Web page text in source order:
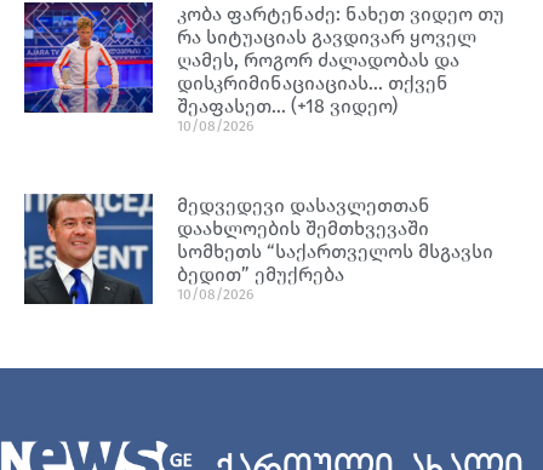
კობა ფარტენაძე: ნახეთ ვიდეო თუ
რა სიტუაციას გავდივარ ყოველ
ღამეს, როგორ ძალადობას და
დისკრიმინაციაციას… თქვენ
შეაფასეთ… (+18 ვიდეო)
10/08/2026
მედვედევი დასავლეთთან
დაახლოების შემთხვევაში
სომხეთს “საქართველოს მსგავსი
ბედით” ემუქრება
10/08/2026